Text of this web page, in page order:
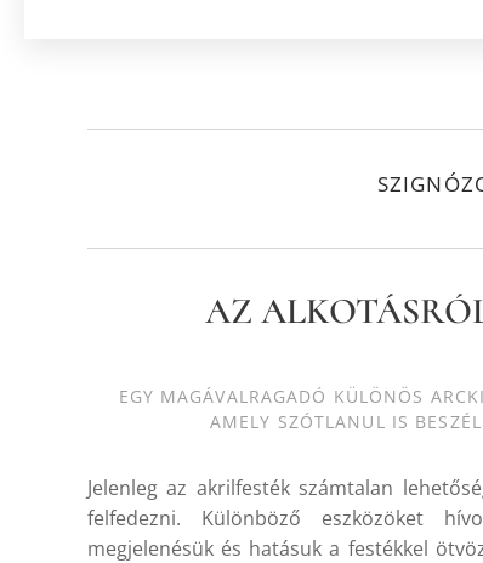
AZ
EGY MAGÁVALRAGADÓ KÜLÖNÖS
AMELY SZÓTLANUL IS
Jelenleg az akrilfesték számtalan
felfedezni. Különböző eszközöket
megjelenésük és hatásuk a festékkel